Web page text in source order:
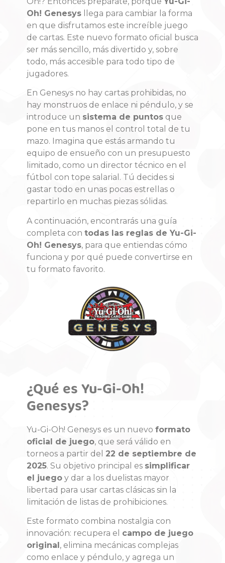
Oh! Genesysllega para cambiar la forma
en que disfrutamos este increíble juego
de cartas. Este nuevo formato oficial busca
ser más sencillo, más divertido y, sobre
todo, más accesible para todo tipo de
jugadores.
En Genesys no hay cartas prohibidas, no
hay monstruos de enlace ni péndulo, y se
introduce un sistema de puntosque
pone en tus manos el control total de tu
mazo. Imagina que estás armando tu
equipo de ensueño con un presupuesto
limitado, como un director técnico en el
fútbol con tope salarial. Tú decides si
gastar todo en unas pocas estrellas o
repartirlo en muchas piezas sólidas.
A continuación, encontrarás una guía
completa con todas las reglas de Yu-Gi-
Oh! Genesys, para que entiendas cómo
funciona y por qué puede convertirse en
tu formato favorito.
¿Qué es Yu-Gi-Oh!
Genesys?
Yu-Gi-Oh! Genesys es un nuevo formato
oficial de juego, que será válido en
torneos a partir del 22 de septiembre de
2025. Su objetivo principal es simplificar
el juegoy dar a los duelistas mayor
libertad para usar cartas clásicas sin la
limitación de listas de prohibiciones.
Este formato combina nostalgia con
innovación: recupera el campo de juego
original, elimina mecánicas complejas
como enlace y péndulo, y agrega un